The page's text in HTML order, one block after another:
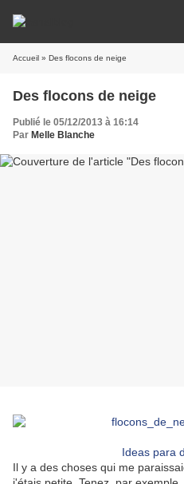
Accueil » Des flocons de neige
Des flocons de neige
Publié le 05/12/2013 à 16:14
Par Melle Blanche
Ideas para
Il y a des choses qui me